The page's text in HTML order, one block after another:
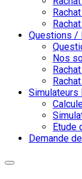
Questions /
Nos
Simulateurs
Etude
Demande